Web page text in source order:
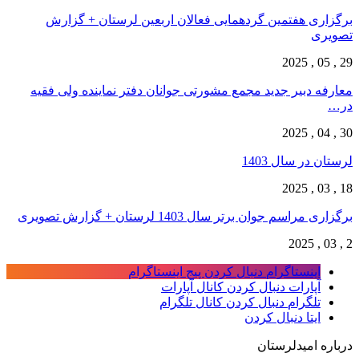
برگزاری هفتمین گردهمایی فعالان اربعین لرستان + گزارش
تصویری
29 , 05 , 2025
معارفه دبیر جدید مجمع مشورتی جوانان دفتر نماینده ولی فقیه
در…
30 , 04 , 2025
لرستان در سال 1403
18 , 03 , 2025
برگزاری مراسم جوان برتر سال 1403 لرستان + گزارش تصویری
2 , 03 , 2025
اینستاگرام دنبال کردن پیج اینستاگرام
آپارات دنبال کردن کانال آپارات
تلگرام دنبال کردن کانال تلگرام
ایتا دنبال کردن
درباره امیدلرستان